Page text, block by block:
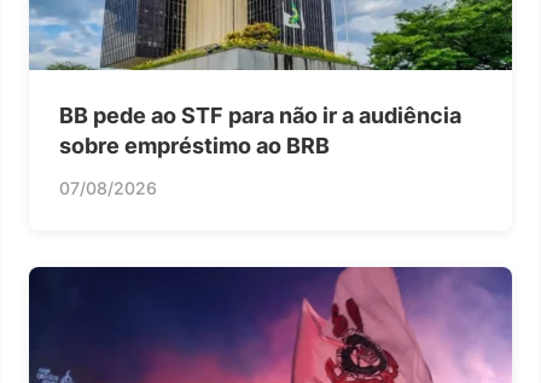
BB pede ao STF para não ir a audiência
sobre empréstimo ao BRB
07/08/2026